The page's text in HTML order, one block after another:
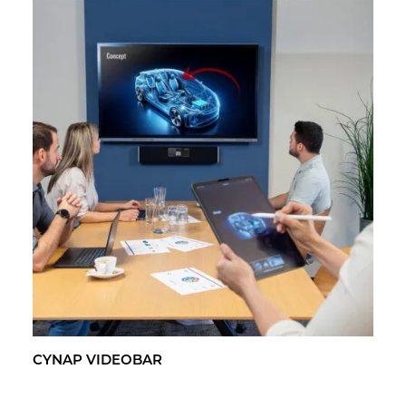
CYNAP VI­DEO­BAR